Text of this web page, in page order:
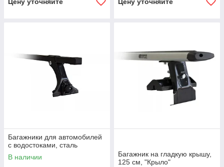
Багажники для автомобилей
с водостоками, сталь
В наличии
Багажник на гладкую крышу,
125 см, "Крыло"